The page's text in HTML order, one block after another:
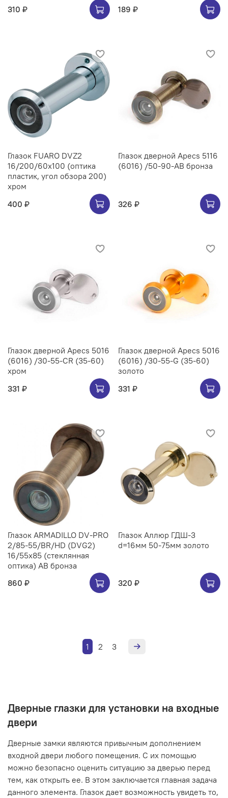
310 ₽ 189 ₽
Глазок FUARO DVZ2
16/200/60x100 (оптика
пластик, угол обзора 200)
хром
400 ₽
Глазок дверной Apecs 5116
(6016) /50-90-AB бронза
326 ₽
Глазок дверной Apecs 5016
(6016) /30-55-CR (35-60)
хром
331 ₽
Глазок дверной Apecs 5016
(6016) /30-55-G (35-60)
золото
331 ₽
Глазок ARMADILLO DV-PRO
2/85-55/BR/HD (DVG2)
16/55x85 (стеклянная
оптика) AB бронза
860 ₽
Глазок Аллюр ГДШ-3
d=16мм 50-75мм золото
320 ₽
1 2 3
Дверные глазки для установки на входные
двери
Дверные замки являются привычным дополнением
входной двери любого помещения. С их помощью
можно безопасно оценить ситуацию за дверью перед
тем, как открыть ее. В этом заключается главная задача
данного элемента. Глазок дает возможность увидеть то,